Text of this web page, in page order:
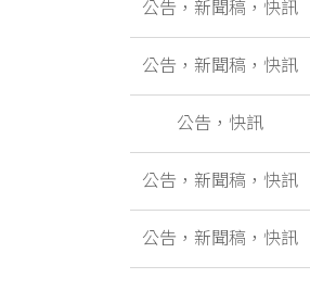
公告，新聞稿，快訊
公告，新聞稿，快訊
公告，快訊
公告，新聞稿，快訊
公告，新聞稿，快訊